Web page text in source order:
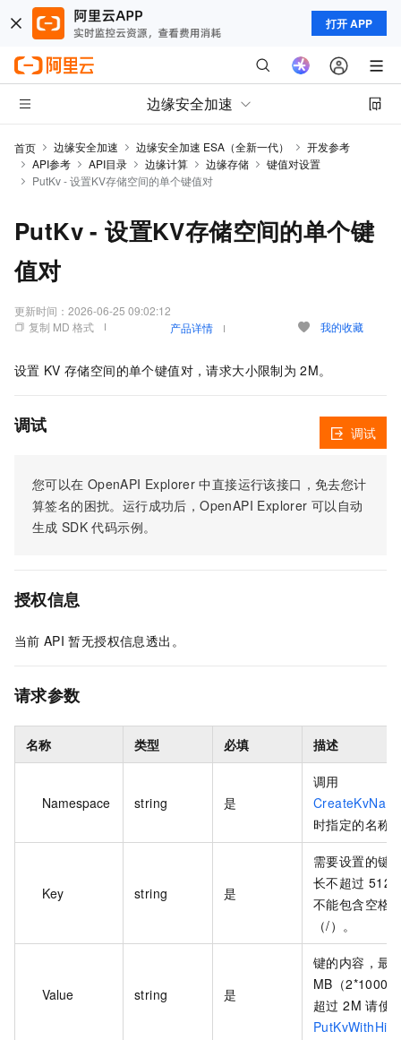
打开 APP
边缘安全加速
首页 边缘安全加速 边缘安全加速 ESA（全新一代）
开发参考
API参考
API目录 边缘计算 边缘存储
键值对设置
PutKv - 设置KV存储空间的单个键值对
PutKv - 设置KV存储空间的单个键
值对
更新时间： 2026-06-25 09:02:12
复制 MD 格式
产品详情 我的收藏
设置 KV 存储空间的单个键值对，请求大小限制为 2M。
调试
您可以在 OpenAPI Explorer 中直接运行该接口，免去您计
算签名的困扰。运行成功后，OpenAPI Explorer 可以自动
生成 SDK 代码示例。
调试
授权信息
当前 API 暂无授权信息透出。
请求参数
名称 类型 必填 描述
Namespace string 是
调用
时指定的名称
Key string 是
需要设置的键
长不超过 512
不能包含空格
（/）。
Value string 是
键的内容，最
MB（
超过 2M 请使